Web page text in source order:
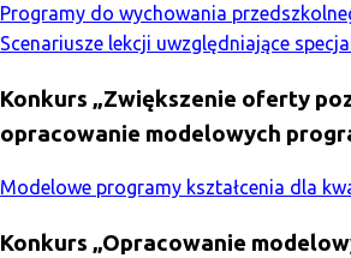
Programy do wychowania
Scenariusze lekcji uwzględniające
Konkurs „Zwiększenie oferty
opracowanie modelowych
Modelowe programy kształcenia dla
Konkurs „Opracowanie